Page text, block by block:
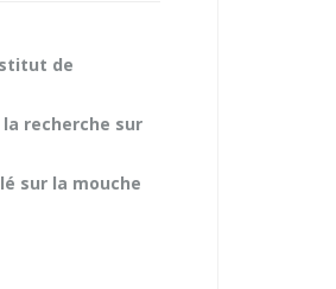
de
recherche sur
sur la mouche